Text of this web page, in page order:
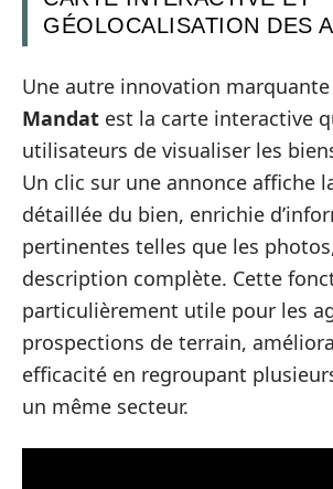
GÉOLOCALISATION DES
Une autre innovation
Mandat est la carte interactive
utilisateurs de visualiser les
Un clic sur une annonce affiche
détaillée du bien, enrichie
pertinentes telles que les
description complète. Cette
particulièrement utile pour les
prospections de terrain,
efficacité en regroupant
un même secteur.